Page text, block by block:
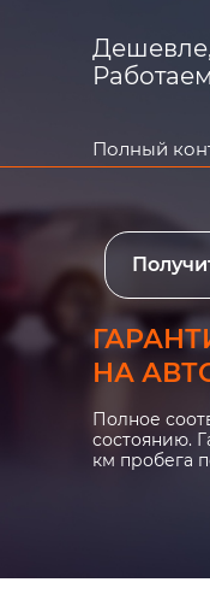
Полный
НА
Полное
состоянию.
км пробега